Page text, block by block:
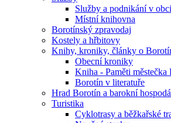
Služby a podnikání v obci
Místní knihovna
Borotínský zpravodaj
Kostely a hřbitovy
Knihy, kroniky, články o
Obecní kroniky
Kniha - Paměti městečka
Borotín v literatuře
Hrad Borotín a barokní
Turistika
Cyklotrasy a běžkařské